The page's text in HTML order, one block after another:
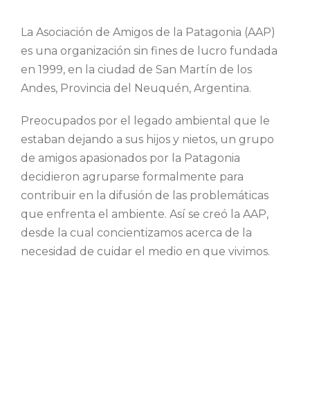
La Asociación de Amigos de la Patagonia (AAP)
es una organización sin fines de lucro fundada
en 1999, en la ciudad de San Martín de los
Andes, Provincia del Neuquén, Argentina.
Preocupados por el legado ambiental que le
estaban dejando a sus hijos y nietos, un grupo
de amigos apasionados por la Patagonia
decidieron agruparse formalmente para
contribuir en la difusión de las problemáticas
que enfrenta el ambiente. Así se creó la AAP,
desde la cual concientizamos acerca de la
necesidad de cuidar el medio en que vivimos.